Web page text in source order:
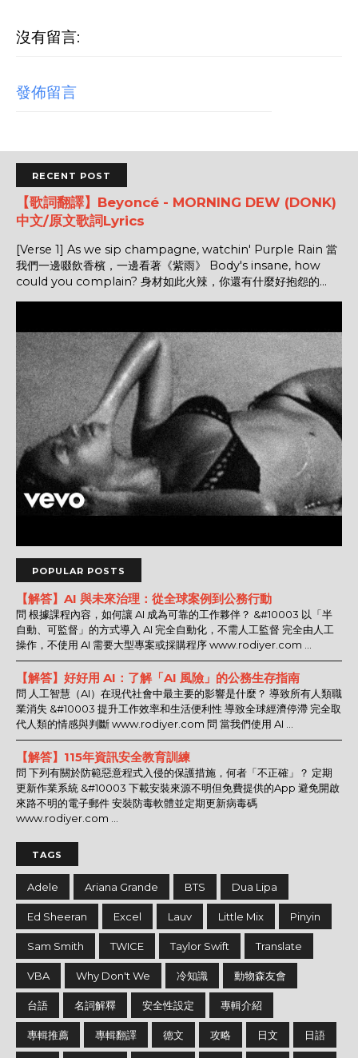
沒有留言:
發佈留言
RECENT POST
【歌詞翻譯】Beyoncé - MORNING DEW (DONK)
中文/原文歌詞Lyrics
[Verse 1] As we sip champagne, watchin' Purple Rain 當
我們一邊啜飲香檳，一邊看著《紫雨》 Body's insane, how
could you complain? 身材如此火辣，你還有什麼好抱怨的...
POPULAR POSTS
【解答】AI 與未來治理：從全球案例到公務行動
問 根據課程內容，如何讓 AI 成為可靠的工作夥伴？ &#10003 以「半
自動、可監督」的方式導入 AI 完全自動化，不需人工監督 完全由人工
操作，不使用 AI 需要大型專案或採購程序 www.rodiyer.com ...
【解答】好好用 AI：了解「AI 風險」的公務生存指南
問 人工智慧（AI）在現代社會中最主要的影響是什麼？ 導致所有人類職
業消失 &#10003 提升工作效率和生活便利性 導致全球經濟停滯 完全取
代人類的情感與判斷 www.rodiyer.com 問 當我們使用 AI ...
【解答】115年資訊安全教育訓練
問 下列有關於防範惡意程式入侵的保護措施，何者「不正確」？ 定期
更新作業系統 &#10003 下載安裝來源不明但免費提供的App 避免開啟
來路不明的電子郵件 安裝防毒軟體並定期更新病毒碼
www.rodiyer.com ...
TAGS
Adele Ariana Grande BTS Dua Lipa
Ed Sheeran Excel Lauv Little Mix Pinyin
Sam Smith TWICE Taylor Swift Translate
VBA Why Don't We 冷知識 動物森友會
台語 名詞解釋 安全性設定 專輯介紹
專輯推薦 專輯翻譯 德文 攻略 日文 日語